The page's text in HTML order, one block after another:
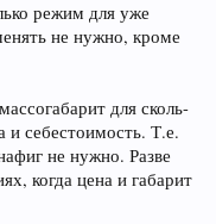
режим для уже
не нужно, кроме
для сколь-
себестоимость. Т.е.
не нужно. Разве
когда цена и габарит